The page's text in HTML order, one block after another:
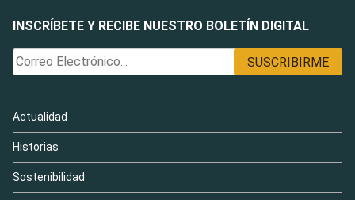
INSCRÍBETE Y RECIBE NUESTRO BOLETÍN DIGITAL
Actualidad
Historias
Sostenibilidad